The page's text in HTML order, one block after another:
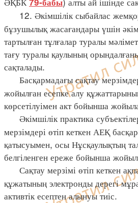
12. Әкімшілік сыбайлас
бұзушылық жасағандары үшін
тартылған тұлғалар туралы
тағу туралы қаулының
сақталады.
Басқармадағы сақтау
жойылған есепке алу
көрсетілуімен акт бойынша
Әкімшілік практика
мерзімдері өтіп кеткен АЕҚ
қатысуымен, осы Нұсқаулықтың
белгіленген ереже бойынша
Сақтау мерзімі өтіп кеткен
құжатының электронды дерегі
активтік есептен алынуы тиіс.